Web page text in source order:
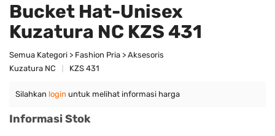
Bucket Hat-Unisex
Kuzatura NC KZS 431
Semua Kategori > Fashion Pria > Aksesoris
Kuzatura NC
KZS 431
Silahkan login untuk melihat informasi harga
Informasi Stok